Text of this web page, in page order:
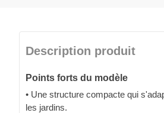
Description produit
Points forts du modèle
• Une structure compacte qui
les jardins.